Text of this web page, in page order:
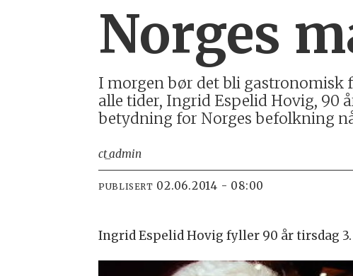
Norges
I morgen bør det bli gastronomisk
alle tider, Ingrid Espelid Hovig, 90
betydning for Norges befolkning
ct_admin
PUBLISERT 02.06.2014 - 08:00
Ingrid Espelid Hovig fyller 90 år tirsdag